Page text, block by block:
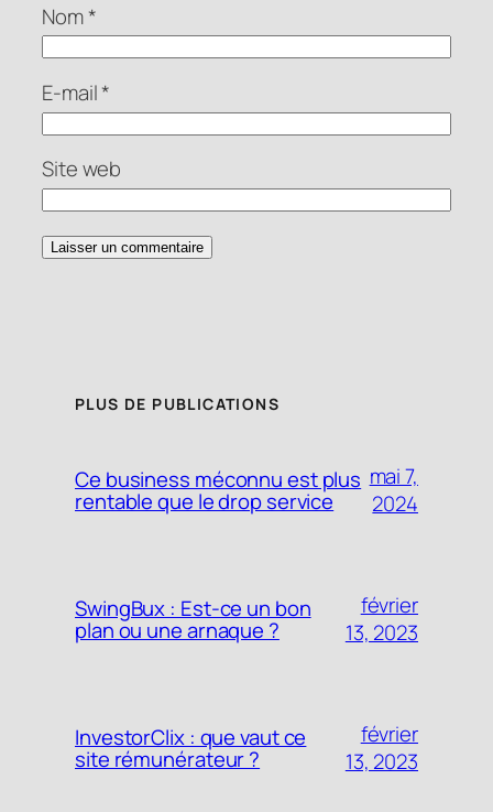
Nom*
E-mail*
Site web
PLUS DE PUBLICATIONS
Ce business méconnu est plus
rentable que le drop service
mai 7,
2024
SwingBux : Est-ce un bon
plan ou une arnaque ?
février
13, 2023
InvestorClix : que vaut ce
site rémunérateur ?
février
13, 2023